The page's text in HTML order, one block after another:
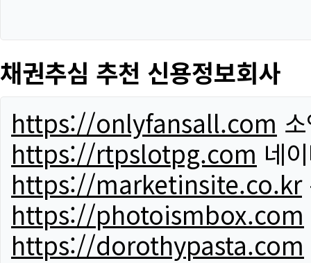
채권추심 추천 신용정보회사
https://onlyfansall.com
https://rtpslotpg.com 네
https://marketinsite.co.kr
https://photoismbox.com
https://dorothypasta.com